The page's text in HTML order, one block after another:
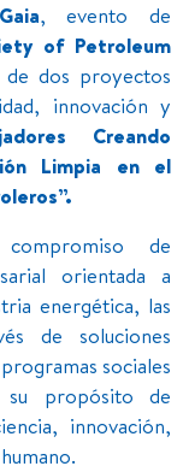
Gaia, evento de
of Petroleum
dos proyectos
innovación y
Creando
Limpia en el
de
orientada a
energética, las
de soluciones
sociales
su propósito de
innovación,